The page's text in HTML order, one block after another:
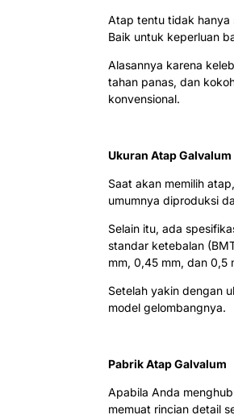
Atap tentu tidak hanya
Baik untuk keperluan
Alasannya karena
tahan panas, dan
konvensional.
Ukuran Atap Galvalum
Saat akan memilih
umumnya diproduksi
Selain itu, ada
standar ketebalan
mm, 0,45 mm, dan 0,5
Setelah yakin dengan
model gelombangnya.
Pabrik Atap Galvalum
Apabila Anda
memuat rincian detail